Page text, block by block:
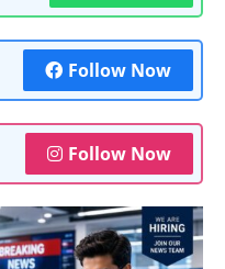
Follow Now
Follow Now